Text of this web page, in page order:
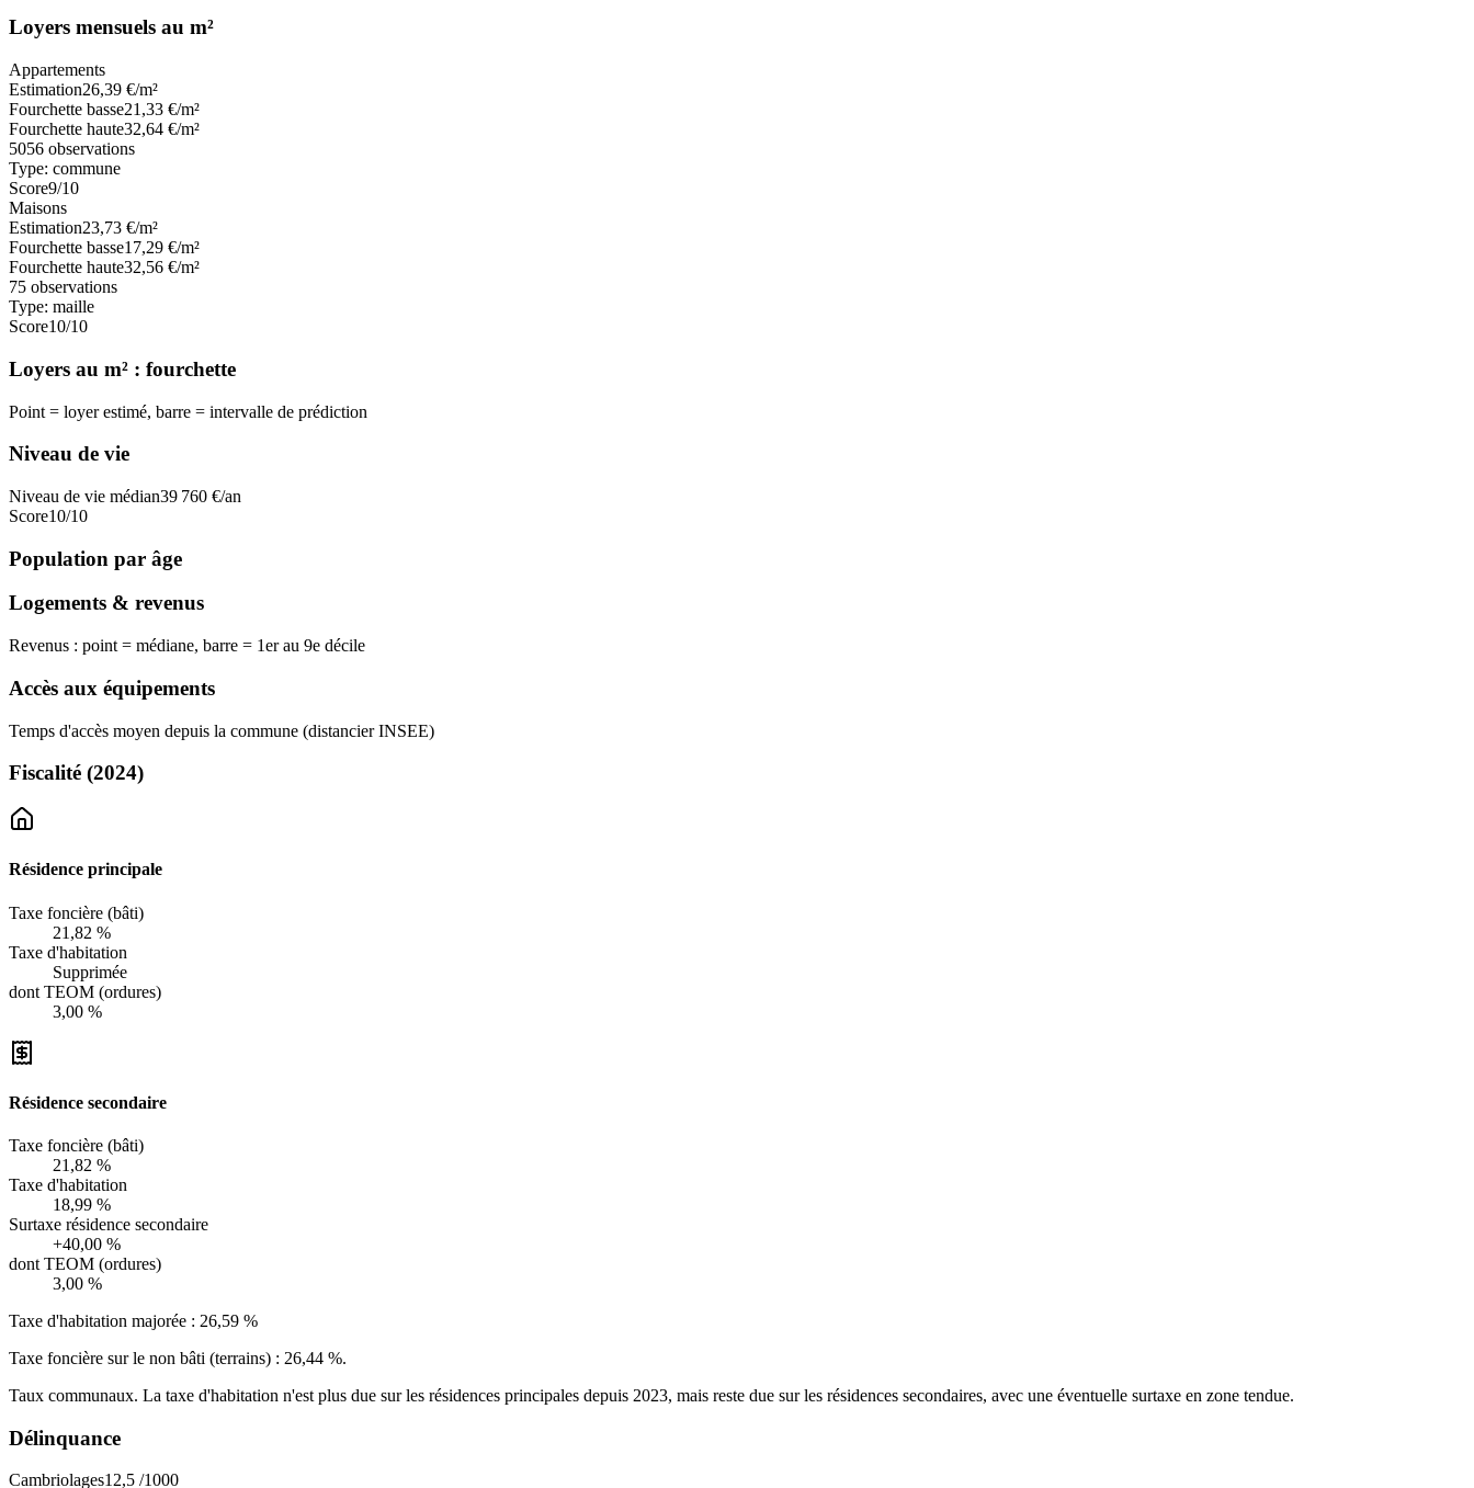
Loyers mensuels au m²
Appartements
Estimation26,39 €/m²
Fourchette basse21,33 €/m²
Fourchette haute32,64 €/m²
5056 observations
Type: commune
Score9/10
Maisons
Estimation23,73 €/m²
Fourchette basse17,29 €/m²
Fourchette haute32,56 €/m²
75 observations
Type: maille
Score10/10
Loyers au m² : fourchette
Point = loyer estimé, barre = intervalle de prédiction
Niveau de vie
Niveau de vie médian39 760 €/an
Score10/10
Population par âge
Logements & revenus
Revenus : point = médiane, barre = 1er au 9e décile
Accès aux équipements
Temps d'accès moyen depuis la commune (distancier INSEE)
Fiscalité (2024)
Résidence principale
Taxe foncière (bâti)
21,82 %
Taxe d'habitation
Supprimée
dont TEOM (ordures)
3,00 %
Résidence secondaire
Taxe foncière (bâti)
21,82 %
Taxe d'habitation
18,99 %
Surtaxe résidence secondaire
+40,00 %
dont TEOM (ordures)
3,00 %
Taxe d'habitation majorée : 26,59 %
Taxe foncière sur le non bâti (terrains) : 26,44 %.
Taux communaux. La taxe d'habitation n'est plus due sur les résidences principales depuis 2023, mais reste due sur les résidences secondaires, avec une éventuelle surtaxe en zone tendue.
Délinquance
Cambriolages12,5 /1000